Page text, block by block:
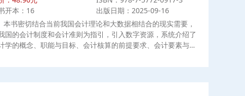
开本：16
出版日期：2025-09-16
本书密切结合当前我国会计理论和大数据相结合的现实需要，
国的会计制度和会计准则为指引，引入数字资源，系统介绍了
学的概念、职能与目标、会计核算的前提要求、会计要素与会